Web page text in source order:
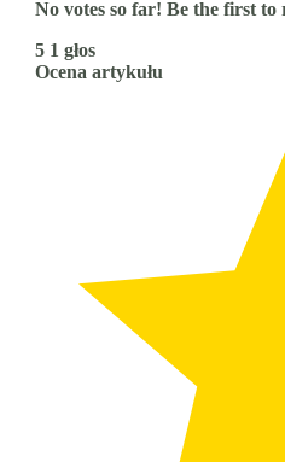
No votes so far! Be the first to
5 1 głos
Ocena artykułu